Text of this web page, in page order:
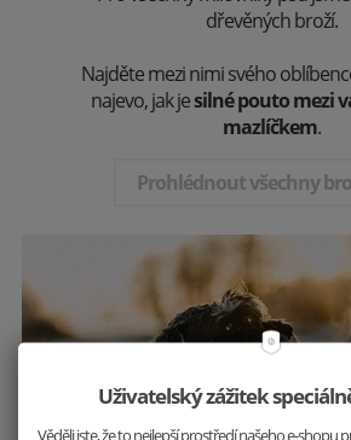
dřevěných broží.
Najděte mezi nimi svého
najevo, jak jesilné pouto mezi
mazlíčkem.
Prohlédnout všechny
Uživatelský zážitek
Věděli jste, že to nejlepší prostředí našeho e-shopu